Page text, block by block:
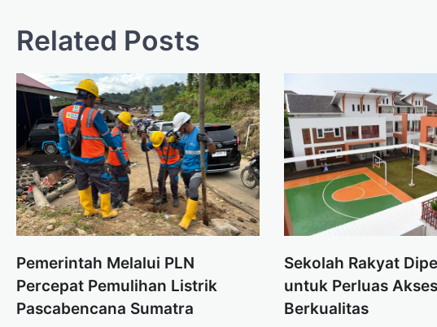
Related Posts
Pemerintah Melalui PLN
Percepat Pemulihan Listrik
Pascabencana Sumatra
Sekolah Rakyat
untuk Perluas
Berkualitas